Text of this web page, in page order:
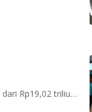
Salah satu penopang laba BNI adalah pertumbuhan NII sebesar 15 persen dari Rp19,02 triliun menjadi Rp21,87 triliun